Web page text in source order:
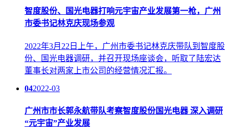
智度股份、国光电器打响元宇宙产业发展第一枪，广州
市委书记林克庆现场参观
2022年3月22日上午，广州市委书记林克庆带队到智度股
份、国光电器调研，并召开现场座谈会，听取了陆宏达
董事长对两家上市公司的经营情况汇报。
042022-03
广州市市长郭永航带队考察智度股份国光电器 深入调研
“元宇宙”产业发展